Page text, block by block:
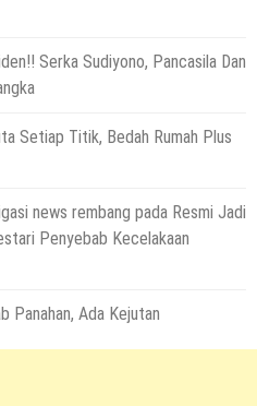
Serka Sudiyono, Pancasila Dan
Setiap Titik, Bedah Rumah Plus
news rembang pada Resmi Jadi
Penyebab Kecelakaan
Panahan, Ada Kejutan